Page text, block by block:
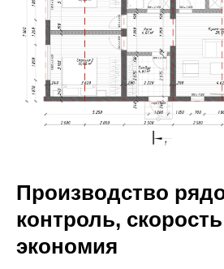
Производство
контроль,
экономия